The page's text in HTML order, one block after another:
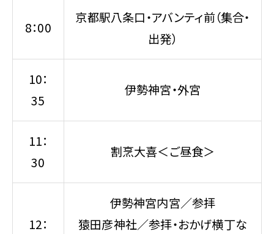
8：00
京都駅八条口・アバンティ前（集合・
出発）
10：
35
伊勢神宮・外宮
11：
30
割烹大喜＜ご昼食＞
12：
伊勢神宮内宮／参拝
猿田彦神社／参拝・おかげ横丁な